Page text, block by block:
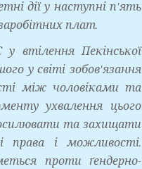
дії у наступні п'ять
плат.
втілення Пекінської
у світі зобов'язання
між чоловіками та
ухвалення цього
та захищати
права і можливості.
проти ґендерно-